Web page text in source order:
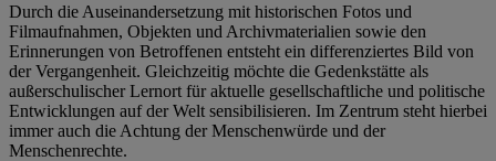
Durch die Auseinandersetzung mit historischen Fotos und
Filmaufnahmen, Objekten und Archivmaterialien sowie den
Erinnerungen von Betroffenen entsteht ein differenziertes Bild von
der Vergangenheit. Gleichzeitig möchte die Gedenkstätte als
außerschulischer Lernort für aktuelle gesellschaftliche und politische
Entwicklungen auf der Welt sensibilisieren. Im Zentrum steht hierbei
immer auch die Achtung der Menschenwürde und der
Menschenrechte.